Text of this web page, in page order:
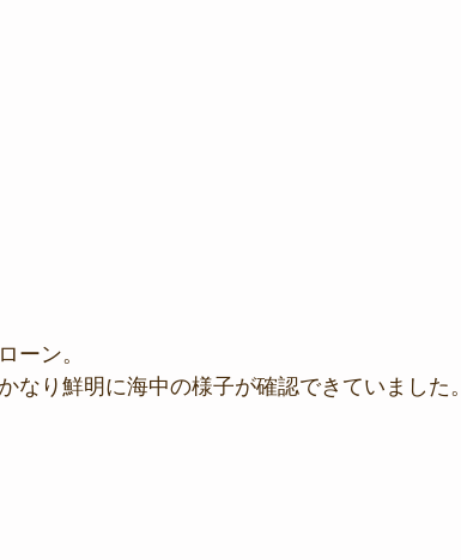
ーン。
なり鮮明に海中の様子が確認できていました。